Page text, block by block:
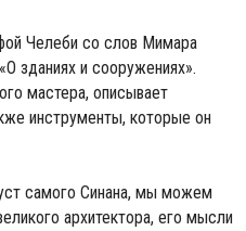
Челеби со слов Мимара
зданиях и сооружениях».
мастера, описывает
инструменты, которые он
самого Синана, мы можем
архитектора, его мысли